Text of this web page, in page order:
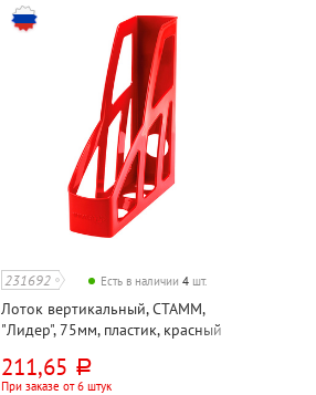
231692 Есть в наличии4 шт.
Лоток вертикальный, СТАММ,
"Лидер", 75мм, пластик, красный
211,65 руб.
При заказе от 6 штук